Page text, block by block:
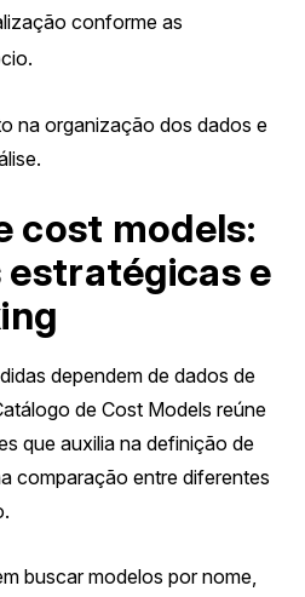
conforme as
na organização dos dados e
cost models:
e
dependem de dados de
de Cost Models reúne
que auxilia na definição de
comparação entre diferentes
buscar modelos por nome,